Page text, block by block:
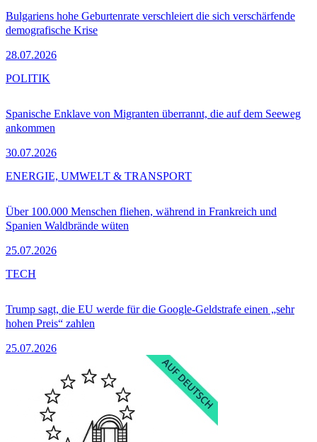
Bulgariens hohe Geburtenrate verschleiert die sich verschärfende
demografische Krise
28.07.2026
Spanische Enklave von Migranten überrannt, die auf dem Seeweg
ankommen
30.07.2026
POLITIK
Über 100.000 Menschen fliehen, während in Frankreich und
Spanien Waldbrände wüten
25.07.2026
ENERGIE, UMWELT & TRANSPORT
Trump sagt, die EU werde für die Google-Geldstrafe einen „sehr
hohen Preis“ zahlen
25.07.2026
TECH